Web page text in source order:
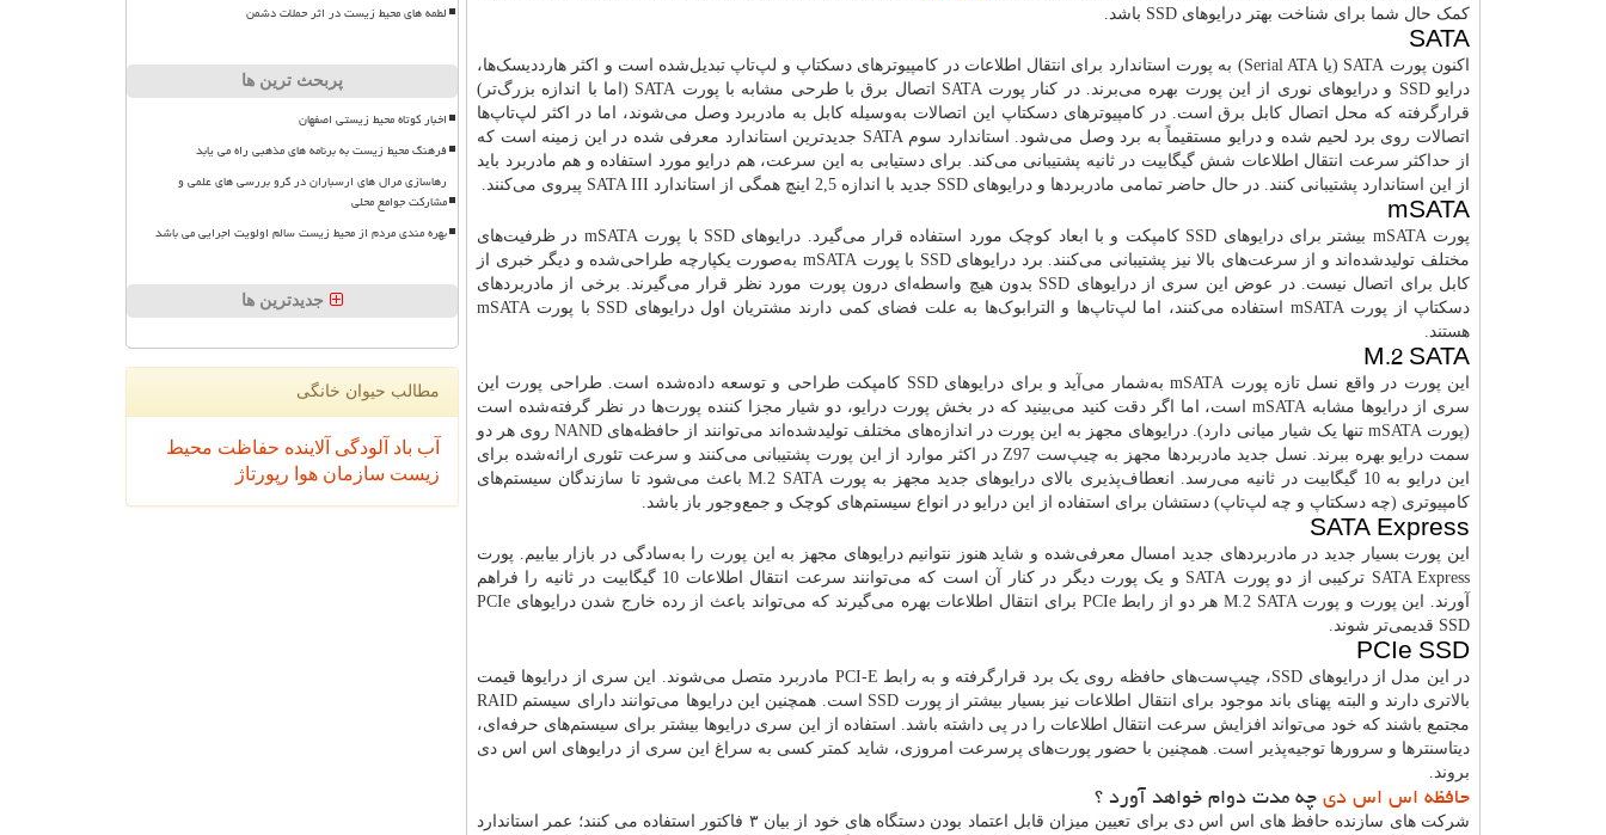
کمک حال شما برای شناخت بهتر درایوهای SSD باشد.
SATA
اکنون پورت SATA (یا Serial ATA) به پورت استاندارد برای انتقال اطلاعات در کامپیوترهای دسکتاپ و لپ‌تاپ تبدیل‌شده است و اکثر هارددیسک‌ها،
درایو SSD و درایوهای نوری از این پورت بهره می‌برند. در کنار پورت SATA اتصال برق با طرحی مشابه با پورت SATA (اما با اندازه بزرگ‌تر)
قرارگرفته که محل اتصال کابل برق است. در کامپیوترهای دسکتاپ این اتصالات به‌وسیله کابل به مادربرد وصل می‌شوند، اما در اکثر لپ‌تاپ‌ها
اتصالات روی برد لحیم شده و درایو مستقیماً به برد وصل می‌شود. استاندارد سوم SATA جدیدترین استاندارد معرفی شده در این زمینه است که
از حداکثر سرعت انتقال اطلاعات شش گیگابیت در ثانیه پشتیبانی می‌کند. برای دستیابی به این سرعت، هم درایو مورد استفاده و هم مادربرد باید
از این استاندارد پشتیبانی کنند. در حال حاضر تمامی مادربردها و درایوهای SSD جدید با اندازه 2,5 اینچ همگی از استاندارد SATA III پیروی می‌کنند.
mSATA
پورت mSATA بیشتر برای درایوهای SSD کامپکت و با ابعاد کوچک مورد استفاده قرار می‌گیرد. درایوهای SSD با پورت mSATA در ظرفیت‌های
مختلف تولیدشده‌اند و از سرعت‌های بالا نیز پشتیبانی می‌کنند. برد درایوهای SSD با پورت mSATA به‌صورت یکپارچه طراحی‌شده و دیگر خبری از
کابل برای اتصال نیست. در عوض این سری از درایوهای SSD بدون هیچ واسطه‌ای درون پورت مورد نظر قرار می‌گیرند. برخی از مادربردهای
دسکتاپ از پورت mSATA استفاده می‌کنند، اما لپ‌تاپ‌ها و الترابوک‌ها به علت فضای کمی دارند مشتریان اول درایوهای SSD با پورت mSATA
هستند.
M.2 SATA
این پورت در واقع نسل تازه پورت mSATA به‌شمار می‌آید و برای درایوهای SSD کامپکت طراحی و توسعه داده‌شده است. طراحی پورت این
سری از درایوها مشابه mSATA است، اما اگر دقت کنید می‌بینید که در بخش پورت درایو، دو شیار مجزا کننده پورت‌ها در نظر گرفته‌شده است
(پورت mSATA تنها یک شیار میانی دارد). درایوهای مجهز به این پورت در اندازه‌های مختلف تولیدشده‌اند می‌توانند از حافظه‌های NAND روی هر دو
سمت درایو بهره ببرند. نسل جدید مادربردها مجهز به چیپ‌ست Z97 در اکثر موارد از این پورت پشتیبانی می‌کنند و سرعت تئوری ارائه‌شده برای
این درایو به 10 گیگابیت در ثانیه می‌رسد. انعطاف‌پذیری بالای درایوهای جدید مجهز به پورت M.2 SATA باعث می‌شود تا سازندگان سیستم‌های
کامپیوتری (چه دسکتاپ و چه لپ‌تاپ) دستشان برای استفاده از این درایو در انواع سیستم‌های کوچک و جمع‌و‌جور باز باشد.
SATA Express
این پورت بسیار جدید در مادربردهای جدید امسال معرفی‌شده و شاید هنوز نتوانیم درایوهای مجهز به این پورت را به‌سادگی در بازار بیابیم. پورت
SATA Express ترکیبی از دو پورت SATA و یک پورت دیگر در کنار آن است که می‌توانند سرعت انتقال اطلاعات 10 گیگابیت در ثانیه را فراهم
آورند. این پورت و پورت M.2 SATA هر دو از رابط PCIe برای انتقال اطلاعات بهره می‌گیرند که می‌تواند باعث از رده خارج شدن درایوهای PCIe
SSD قدیمی‌تر شوند.
PCIe SSD
در این مدل از درایوهای SSD، چیپ‌ست‌های حافظه روی یک برد قرارگرفته و به رابط PCI-E مادربرد متصل می‌شوند. این سری از درایوها قیمت
بالاتری دارند و البته پهنای باند موجود برای انتقال اطلاعات نیز بسیار بیشتر از پورت SSD است. همچنین این درایوها می‌توانند دارای سیستم RAID
مجتمع باشند که خود می‌تواند افزایش سرعت انتقال اطلاعات را در پی داشته باشد. استفاده از این سری درایوها بیشتر برای سیستم‌های حرفه‌ای،
دیتاسنترها و سرورها توجیه‌پذیر است. همچنین با حضور پورت‌های پرسرعت امروزی، شاید کمتر کسی به سراغ این سری از درایوهای اس اس دی
بروند.
حافظه اس اس دیچه مدت دوام خواهد آورد ؟
شرکت های سازنده حافظ های اس اس دی برای تعیین میزان قابل اعتماد بودن دستگاه های خود از بیان ۳ فاکتور استفاده می کنند؛ عمر استاندارد
لطمه های محیط زیست در اثر حملات دشمن
پربحث ترین ها
اخبار کوتاه محیط زیستی اصفهان
فرهنگ محیط زیست به برنامه های مذهبی راه می یابد
رهاسازی مرال های ارسباران در گرو بررسی های علمی و
مشارکت جوامع محلی
بهره مندی مردم از محیط زیست سالم اولویت اجرایی می باشد
جدیدترین ها
مطالب حیوان خانگی
آب باد آلودگی آلاینده حفاظت محیط
زیست سازمان هوا رپورتاژ